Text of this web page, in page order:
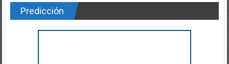
Predicción